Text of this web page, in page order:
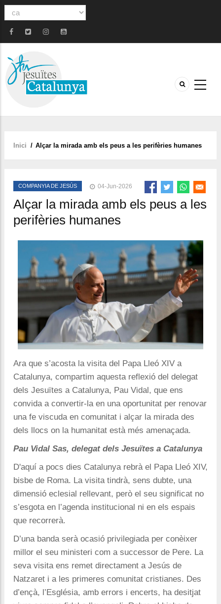
Select
language
Fil
Inici / Alçar la mirada amb els peus a les perifèries humanes
COMPANYIA DE JESÚS 04-Jun-2026
Alçar la mirada amb els peus a les
perifèries humanes
Ara que s’acosta la visita del Papa Lleó XIV a
Catalunya, compartim aquesta reflexió del delegat
dels Jesuïtes a Catalunya, Pau Vidal, que ens
convida a convertir-la en una oportunitat per renovar
una fe viscuda en comunitat i alçar la mirada des
dels
llocs on la humanitat està més amenaçada.
Pau Vidal Sas, delegat dels Jesuïtes a Catalunya
D'aquí a pocs dies Catalunya rebrà el Papa Lleó XIV,
bisbe de Roma. La visita tindrà, sens dubte, una
dimensió eclesial rellevant, però el seu significat no
s’esgota en l’agenda institucional ni en els espais
que recorrerà.
D’una banda serà ocasió privilegiada per conèixer
millor el seu ministeri com a successor de Pere. La
seva visita ens remet directament a Jesús de
Natzaret i a les primeres comunitat cristianes. Des
d’ençà, l’Església, amb errors i encerts, ha desitjat